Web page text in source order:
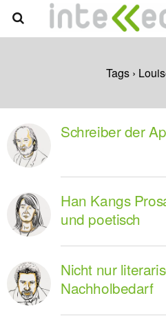
Tags ›
Schreiber der
Han Kangs
und poetisch
Nicht nur
Nachholbedarf